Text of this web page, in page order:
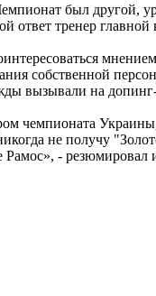
был другой,
ответ тренер
собственной
вызывали на
чемпионата
не получу
- резюмировал